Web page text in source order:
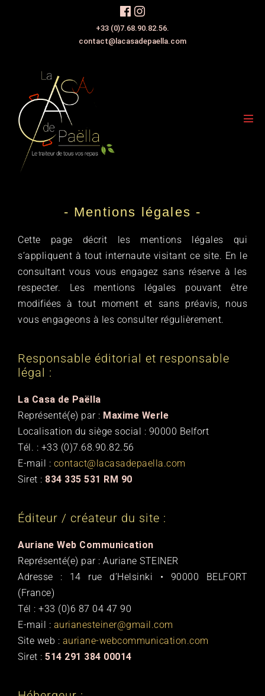
+33 (0)7.68.90.82.56.
contact@lacasadepaella.com
- Mentions légales -
Cette page décrit les mentions légales qui
s’appliquent à tout internaute visitant ce site. En le
consultant vous vous engagez sans réserve à les
respecter. Les mentions légales pouvant être
modifiées à tout moment et sans préavis, nous
vous engageons à les consulter régulièrement.
Responsable éditorial et responsable
légal :
La Casa de Paëlla
Représenté(e) par : Maxime Werle
Localisation du siège social : 90000 Belfort
Tél. : +33 (0)7.68.90.82.56
E-mail : contact@lacasadepaella.com
Siret : 834 335 531 RM 90
Éditeur / créateur du site :
Auriane Web Communication
Représenté(e) par : Auriane STEINER
Adresse : 14 rue d’Helsinki • 90000 BELFORT
(France)
Tél : +33 (0)6 87 04 47 90
E-mail : aurianesteiner@gmail.com
Site web : auriane-webcommunication.com
Siret : 514 291 384 00014